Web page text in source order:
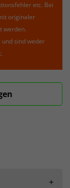
etc. Bei
originaler
werden.
sind weder
+